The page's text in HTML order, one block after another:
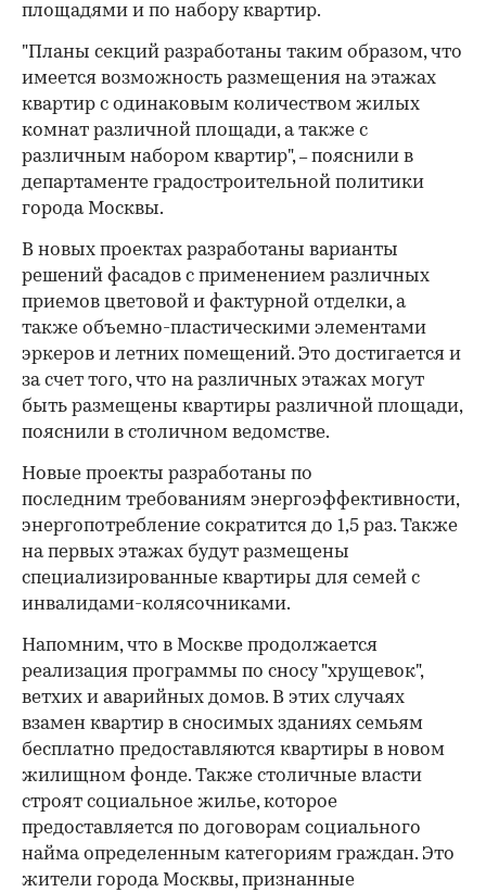
площадями и по набору квартир.
"Планы секций разработаны таким образом, что
имеется возможность размещения на этажах
квартир с одинаковым количеством жилых
комнат различной площади, а также с
различным набором квартир", –пояснили в
департаменте градостроительной политики
города Москвы.
В новых проектах разработаны варианты
решений фасадов с применением различных
приемов цветовой и фактурной отделки, а
также объемно-пластическими элементами
эркеров и летних помещений. Это достигается и
за счет того, что на различных этажах могут
быть размещены квартиры различной площади,
пояснили в столичном ведомстве.
Новые проекты разработаны по
последним требованиям энергоэффективности,
энергопотребление сократится до 1,5 раз. Также
на первых этажах будут размещены
специализированные квартиры для семей с
инвалидами-колясочниками.
Напомним, что в Москве продолжается
реализация программы по сносу "хрущевок",
ветхих и аварийных домов. В этих случаях
взамен квартир в сносимых зданиях семьям
бесплатно предоставляются квартиры в новом
жилищном фонде. Также столичные власти
строят социальное жилье, которое
предоставляется по договорам социального
найма определенным категориям граждан. Это
жители города Москвы, признанные